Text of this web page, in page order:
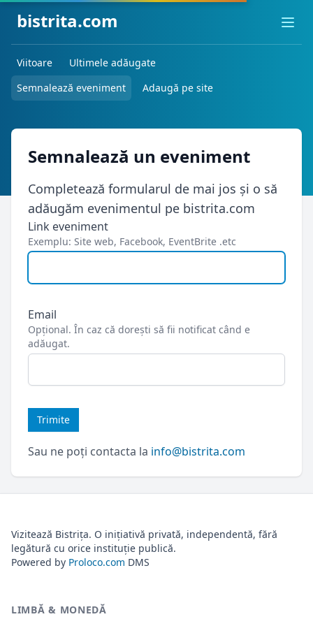
bistrita.com
Viitoare
Ultimele adăugate
Semnalează eveniment
Adaugă pe site
Semnalează un eveniment
Completează formularul de mai jos și o să
adăugăm evenimentul pe bistrita.com
Link eveniment
Exemplu: Site web, Facebook, EventBrite .etc
Email
Opțional. În caz că dorești să fii notificat când e
adăugat.
Trimite
Sau ne poți contacta la info@bistrita.com
Vizitează Bistrița. O inițiativă privată, independentă, fără
legătură cu orice instituție publică.
Powered by Proloco.com DMS
LIMBĂ & MONEDĂ